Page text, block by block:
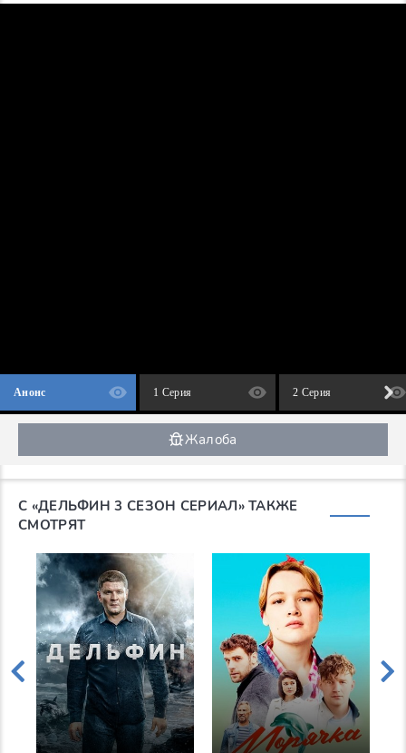
Анонс 1 Серия 2 Серия
Жалоба
С «ДЕЛЬФИН 3 СЕЗОН СЕРИАЛ» ТАКЖЕ
СМОТРЯТ